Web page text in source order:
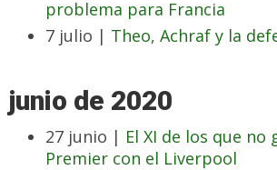
problema para Francia
7 julio | Theo, Achraf y la
junio de 2020
27 junio | El XI de los que no
Premier con el Liverpool